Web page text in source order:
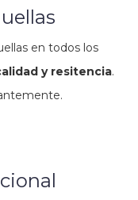
en todos los
y resitencia.